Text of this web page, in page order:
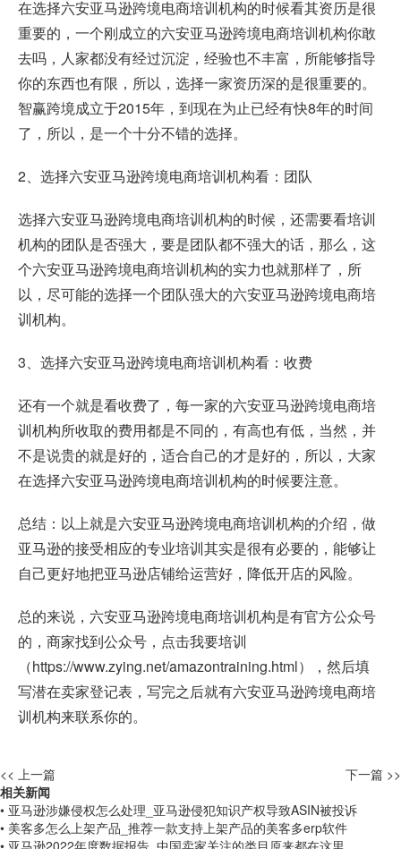
在选择六安亚马逊跨境电商培训机构的时候看其资历是很
重要的，一个刚成立的六安亚马逊跨境电商培训机构你敢
去吗，人家都没有经过沉淀，经验也不丰富，所能够指导
你的东西也有限，所以，选择一家资历深的是很重要的。
智赢跨境成立于2015年，到现在为止已经有快8年的时间
了，所以，是一个十分不错的选择。
2、选择六安亚马逊跨境电商培训机构看：团队
选择六安亚马逊跨境电商培训机构的时候，还需要看培训
机构的团队是否强大，要是团队都不强大的话，那么，这
个六安亚马逊跨境电商培训机构的实力也就那样了，所
以，尽可能的选择一个团队强大的六安亚马逊跨境电商培
训机构。
3、选择六安亚马逊跨境电商培训机构看：收费
还有一个就是看收费了，每一家的六安亚马逊跨境电商培
训机构所收取的费用都是不同的，有高也有低，当然，并
不是说贵的就是好的，适合自己的才是好的，所以，大家
在选择六安亚马逊跨境电商培训机构的时候要注意。
总结：以上就是六安亚马逊跨境电商培训机构的介绍，做
亚马逊的接受相应的专业培训其实是很有必要的，能够让
自己更好地把亚马逊店铺给运营好，降低开店的风险。
总的来说，六安亚马逊跨境电商培训机构是有官方公众号
的，商家找到公众号，点击我要培训
（https://www.zying.net/amazontraining.html），然后填
写潜在卖家登记表，写完之后就有六安亚马逊跨境电商培
训机构来联系你的。
<< 上一篇
下一篇 >>
相关新闻
• 亚马逊涉嫌侵权怎么处理_亚马逊侵犯知识产权导致ASIN被投诉
• 美客多怎么上架产品_推荐一款支持上架产品的美客多erp软件